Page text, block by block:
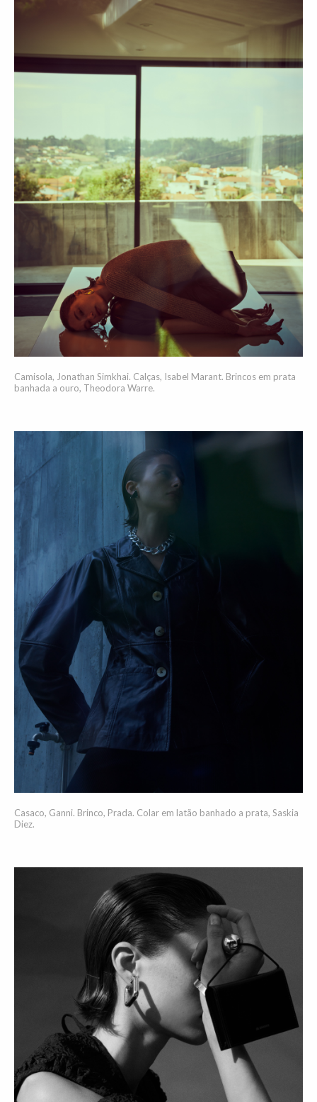
Camisola, Jonathan Simkhai. Calças, Isabel Marant. Brincos em prata
banhada a ouro, Theodora Warre.
Casaco, Ganni. Brinco, Prada. Colar em latão banhado a prata, Saskia
Diez.